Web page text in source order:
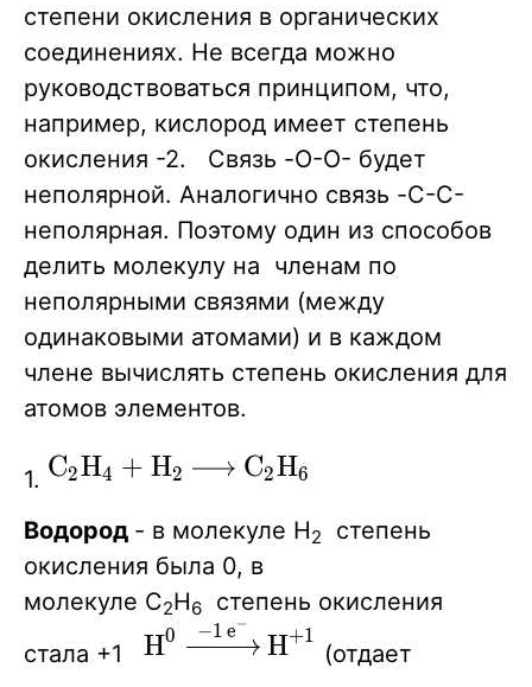
степени окисления в органических
соединениях. Не всегда можно
руководствоваться принципом, что,
например, кислород имеет степень
окисления -2. Связь -O-O- будет
неполярной. Аналогично связь -C-C-
неполярная. Поэтому один из способов
делить молекулу на членам по
неполярными связями (между
одинаковыми атомами) и в каждом
члене вычислять степень окисления для
атомов элементов.
1. \ce{C2H4
C2H6 }
CX
2HX
4 + HX
2 CX
2HX
6
Водород - в молекуле H2
степень
окисления была 0, в
молекуле С2Н6
степень окисления
стала +1 \ce{H^{0}
HX
0 −1 eX
−
HX
+1
(отдает